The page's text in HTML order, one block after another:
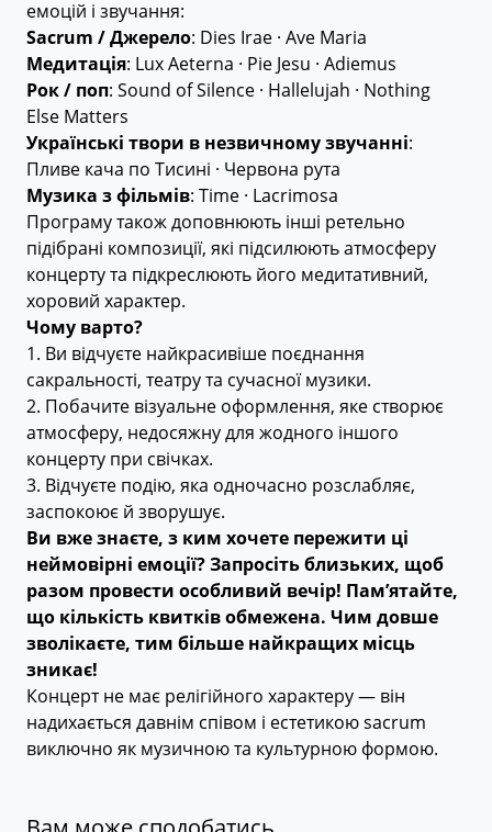
емоцій і звучання:
Sacrum / Джерело: Dies Irae · Ave Maria
Медитація: Lux Aeterna · Pie Jesu · Adiemus
Рок / поп: Sound of Silence · Hallelujah · Nothing
Else Matters
Українські твори в незвичному звучанні:
Пливе кача по Тисині · Червона рута
Музика з фільмів: Time · Lacrimosa
Програму також доповнюють інші ретельно
підібрані композиції, які підсилюють атмосферу
концерту та підкреслюють його медитативний,
хоровий характер.
Чому варто?
1. Ви відчуєте найкрасивіше поєднання
сакральності, театру та сучасної музики.
2. Побачите візуальне оформлення, яке створює
атмосферу, недосяжну для жодного іншого
концерту при свічках.
3. Відчуєте подію, яка одночасно розслабляє,
заспокоює й зворушує.
Ви вже знаєте, з ким хочете пережити ці
неймовірні емоції? Запросіть близьких, щоб
разом провести особливий вечір! Пам’ятайте,
що кількість квитків обмежена. Чим довше
зволікаєте, тим більше найкращих місць
зникає!
Концерт не має релігійного характеру — він
надихається давнім співом і естетикою sacrum
виключно як музичною та культурною формою.